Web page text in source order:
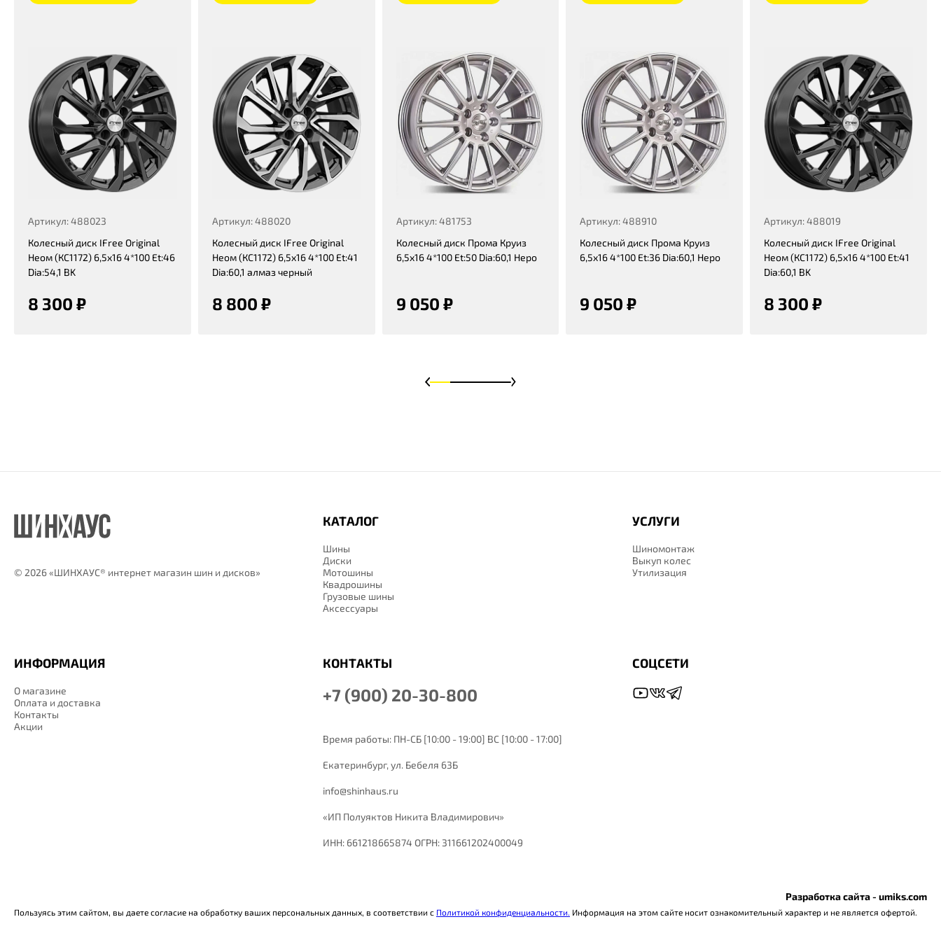
Артикул: 488023
Колесный диск IFree Original
Неом (КС1172) 6,5x16 4*100 Et:46
Dia:54,1 BK
8 300 ₽
Артикул: 488020
Колесный диск IFree Original
Неом (КС1172) 6,5x16 4*100 Et:41
Dia:60,1 алмаз черный
8 800 ₽
Артикул: 481753
Колесный диск Прома Круиз
6,5x16 4*100 Et:50 Dia:60,1 Неро
9 050 ₽
Артикул: 488910
Колесный диск Прома Круиз
6,5x16 4*100 Et:36 Dia:60,1 Неро
9 050 ₽
Артикул: 488019
Колесный диск IFree Original
Неом (КС1172) 6,5x16 4*100 Et:41
Dia:60,1 BK
8 300 ₽
© 2026 «ШИНХАУС® интернет магазин шин и дисков»
КАТАЛОГ
Шины
Диски
Мотошины
Квадрошины
Грузовые шины
Аксессуары
ИНФОРМАЦИЯ
О магазине
Оплата и доставка
Контакты
Акции
УСЛУГИ
Шиномонтаж
Выкуп колес
Утилизация
КОНТАКТЫ
+7 (900) 20-30-800
Время работы: ПН-СБ [10:00 - 19:00] ВС [10:00 - 17:00]
Екатеринбург,ул. Бебеля 63Б
info@shinhaus.ru
«ИП Полуяктов Никита Владимирович»
ИНН: 661218665874 ОГРН: 311661202400049
СОЦСЕТИ
Разработка сайта - umiks.com
Пользуясь этим сайтом, вы даете согласие на обработку ваших персональных данных, в соответствии с Политикой конфиденциальности. Информация на этом сайте носит ознакомительный характер и не является офертой.